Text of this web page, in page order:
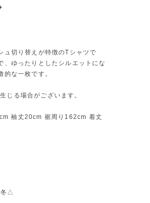
ュ切り替えが特徴のTシャツで
、ゆったりとしたシルエットにな
的な一枚です。
る場合がございます。
袖丈20cm 裾周り162cm 着丈
冬△